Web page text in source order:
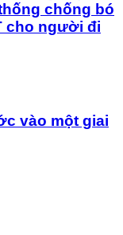
chống bó
cho người đi
vào một giai